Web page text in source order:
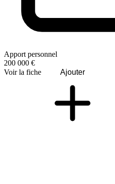
Apport personnel
200 000 €
Voir la fiche
Ajouter